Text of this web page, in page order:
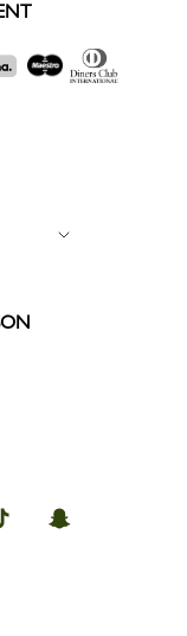
Longchamp
on
Longchamp
on